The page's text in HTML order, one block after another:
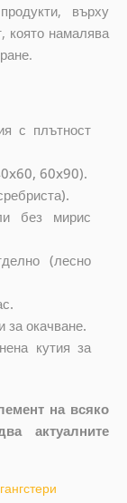
върху
която намалява
с плътност
60x90).
без мирис
(лесно
за окачване.
кутия за
на всяко
актуалните